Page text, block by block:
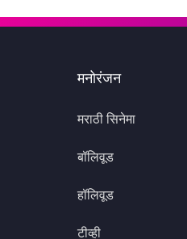
मनोरंजन
मराठी सिनेमा
बॉलिवूड
हॉलिवूड
टीव्ही